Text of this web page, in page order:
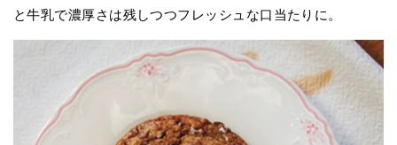
と牛乳で濃厚さは残しつつフレッシュな口当たりに。